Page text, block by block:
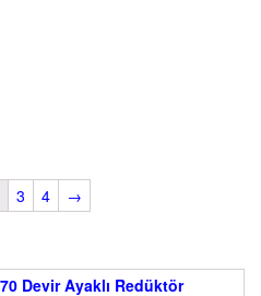
3 4 →
Devir Ayaklı Redüktör